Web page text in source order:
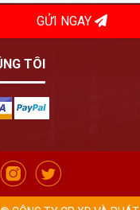
GỬI NGAY
TÔI